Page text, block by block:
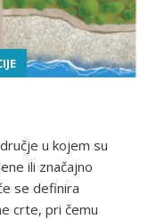
u kojem su
ili značajno
se definira
crte, pri čemu